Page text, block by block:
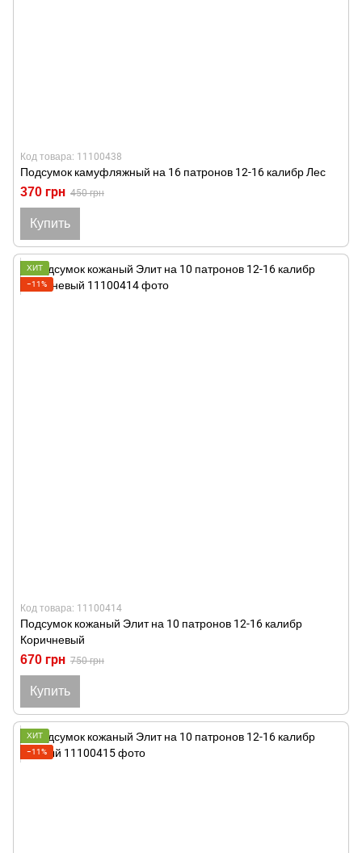
Код товара: 11100438
Подсумок камуфляжный на 16 патронов 12-16 калибр Лес
370 грн 450 грн
Купить
ХИТ
−11%
Код товара: 11100414
Подсумок кожаный Элит на 10 патронов 12-16 калибр
Коричневый
670 грн 750 грн
Купить
ХИТ
−11%